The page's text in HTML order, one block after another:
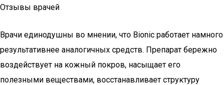
Отзывы врачей
Врачи единодушны во мнении, что Bionic работает намного
результативнее аналогичных средств. Препарат бережно
воздействует на кожный покров, насыщает его
полезными веществами, восстанавливает структуру